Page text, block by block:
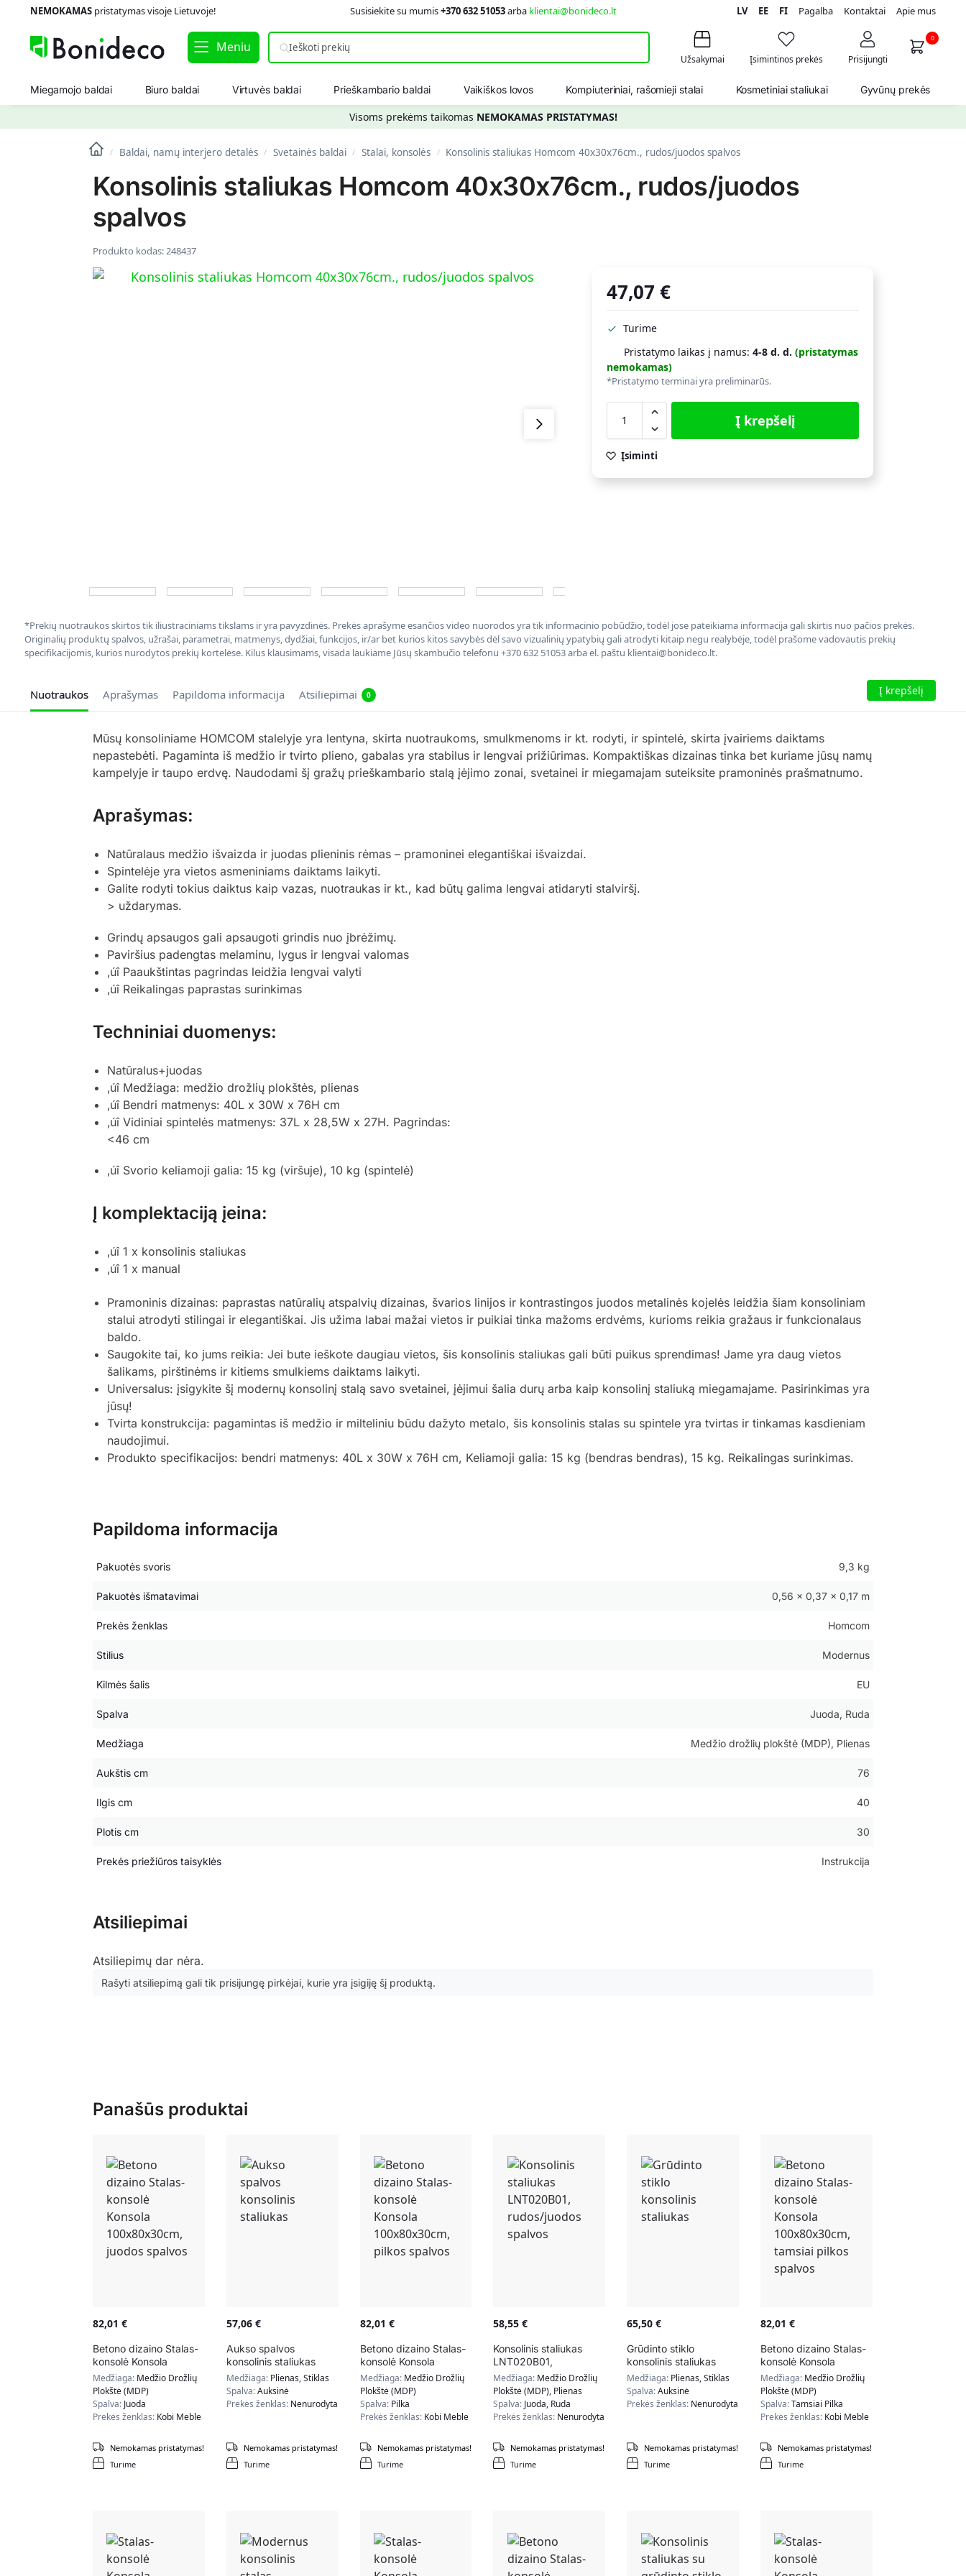
NEMOKAMASpristatymas visoje Lietuvoje! Susisiekite su mumis+370 632 51053arba klientai@bonideco.lt LV EE FI Pagalba Kontaktai Apie mus
Meniu
Užsakymai Įsimintinos prekės Prisijungti
0
Miegamojo baldai Biuro baldai Virtuvės baldai Prieškambario baldai Vaikiškos lovos Kompiuteriniai, rašomieji stalai Kosmetiniai staliukai Gyvūnų prekės
Visoms prekėms taikomas NEMOKAMAS PRISTATYMAS!
/ Baldai, namų interjero detalės / Svetainės baldai / Stalai, konsolės / Konsolinis staliukas Homcom 40x30x76cm., rudos/juodos spalvos
Konsolinis staliukas Homcom 40x30x76cm., rudos/juodos
spalvos
Produkto kodas:248437
47,07€
Turime
Pristatymo laikas į namus:4-8 d. d. (pristatymas
nemokamas)
*Pristatymo terminai yra preliminarūs.
Į krepšelį
Įsiminti
*Prekių nuotraukos skirtos tik iliustraciniams tikslams ir yra pavyzdinės. Prekės aprašyme esančios video nuorodos yra tik informacinio pobūdžio, todėl jose pateikiama informacija gali skirtis nuo pačios prekės.
Originalių produktų spalvos, užrašai, parametrai, matmenys, dydžiai, funkcijos, ir/ar bet kurios kitos savybės dėl savo vizualinių ypatybių gali atrodyti kitaip negu realybėje, todėl prašome vadovautis prekių
specifikacijomis, kurios nurodytos prekių kortelėse. Kilus klausimams, visada laukiame Jūsų skambučio telefonu +370 632 51053 arba el. paštu klientai@bonideco.lt.
Nuotraukos Aprašymas Papildoma informacija Atsiliepimai 0 Į krepšelį
Mūsų konsoliniame HOMCOM stalelyje yra lentyna, skirta nuotraukoms, smulkmenoms ir kt. rodyti, ir spintelė, skirta įvairiems daiktams
nepastebėti. Pagaminta iš medžio ir tvirto plieno, gabalas yra stabilus ir lengvai prižiūrimas. Kompaktiškas dizainas tinka bet kuriame jūsų namų
kampelyje ir taupo erdvę. Naudodami šį gražų prieškambario stalą įėjimo zonai, svetainei ir miegamajam suteiksite pramoninės prašmatnumo.
Aprašymas:
Natūralaus medžio išvaizda ir juodas plieninis rėmas – pramoninei elegantiškai išvaizdai.
Spintelėje yra vietos asmeniniams daiktams laikyti.
Galite rodyti tokius daiktus kaip vazas, nuotraukas ir kt., kad būtų galima lengvai atidaryti stalviršį.
> uždarymas.
Grindų apsaugos gali apsaugoti grindis nuo įbrėžimų.
Paviršius padengtas melaminu, lygus ir lengvai valomas
‚úî Paaukštintas pagrindas leidžia lengvai valyti
‚úî Reikalingas paprastas surinkimas
Techniniai duomenys:
Natūralus+juodas
‚úî Medžiaga: medžio drožlių plokštės, plienas
‚úî Bendri matmenys: 40L x 30W x 76H cm
‚úî Vidiniai spintelės matmenys: 37L x 28,5W x 27H. Pagrindas:
<46 cm
‚úî Svorio keliamoji galia: 15 kg (viršuje), 10 kg (spintelė)
Į komplektaciją įeina:
‚úî 1 x konsolinis staliukas
‚úî 1 x manual
Pramoninis dizainas: paprastas natūralių atspalvių dizainas, švarios linijos ir kontrastingos juodos metalinės kojelės leidžia šiam konsoliniam
stalui atrodyti stilingai ir elegantiškai. Jis užima labai mažai vietos ir puikiai tinka mažoms erdvėms, kurioms reikia gražaus ir funkcionalaus
baldo.
Saugokite tai, ko jums reikia: Jei bute ieškote daugiau vietos, šis konsolinis staliukas gali būti puikus sprendimas! Jame yra daug vietos
šalikams, pirštinėms ir kitiems smulkiems daiktams laikyti.
Universalus: įsigykite šį modernų konsolinį stalą savo svetainei, įėjimui šalia durų arba kaip konsolinį staliuką miegamajame. Pasirinkimas yra
jūsų!
Tvirta konstrukcija: pagamintas iš medžio ir milteliniu būdu dažyto metalo, šis konsolinis stalas su spintele yra tvirtas ir tinkamas kasdieniam
naudojimui.
Produkto specifikacijos: bendri matmenys: 40L x 30W x 76H cm, Keliamoji galia: 15 kg (bendras bendras), 15 kg. Reikalingas surinkimas.
Papildoma informacija
Pakuotės svoris 9,3 kg
Pakuotės išmatavimai 0,56 × 0,37 × 0,17 m
Prekės ženklas Homcom
Stilius Modernus
Kilmės šalis EU
Spalva Juoda, Ruda
Medžiaga Medžio drožlių plokštė (MDP), Plienas
Aukštis cm 76
Ilgis cm 40
Plotis cm 30
Prekės priežiūros taisyklės Instrukcija
Atsiliepimai
Atsiliepimų dar nėra.
Rašyti atsiliepimą gali tik prisijungę pirkėjai, kurie yra įsigiję šį produktą.
Panašūs produktai
82,01 €
Betono dizaino Stalas-
konsolė Konsola
100x80x30cm, juodos
spalvos
Medžiaga: Medžio Drožlių
Plokštė (MDP)
Spalva: Juoda
Prekės ženklas: Kobi Meble
Turime
Nemokamas pristatymas!
57,06 €
Aukso spalvos
konsolinis staliukas
Medžiaga: Plienas, Stiklas
Spalva:Auksinė
Prekės ženklas: Nenurodyta
Turime
Nemokamas pristatymas!
82,01 €
Betono dizaino Stalas-
konsolė Konsola
100x80x30cm, pilkos
spalvos
Medžiaga: Medžio Drožlių
Plokštė (MDP)
Spalva: Pilka
Prekės ženklas: Kobi Meble
Turime
Nemokamas pristatymas!
58,55€
Konsolinis staliukas
LNT020B01,
rudos/juodos spalvos
Medžiaga: Medžio Drožlių
Plokštė (MDP), Plienas
Spalva: Juoda, Ruda
Prekės ženklas: Nenurodyta
Turime
Nemokamas pristatymas!
65,50€
Grūdinto stiklo
konsolinis staliukas
Medžiaga: Plienas, Stiklas
Spalva:Auksinė
Prekės ženklas: Nenurodyta
Turime
Nemokamas pristatymas!
82,01 €
Betono dizaino Stalas-
konsolė Konsola
100x80x30cm, tamsiai
pilkos spalvos
Medžiaga: Medžio Drožlių
Plokštė (MDP)
Spalva:Tamsiai Pilka
Prekės ženklas: Kobi Meble
Turime
Nemokamas pristatymas!